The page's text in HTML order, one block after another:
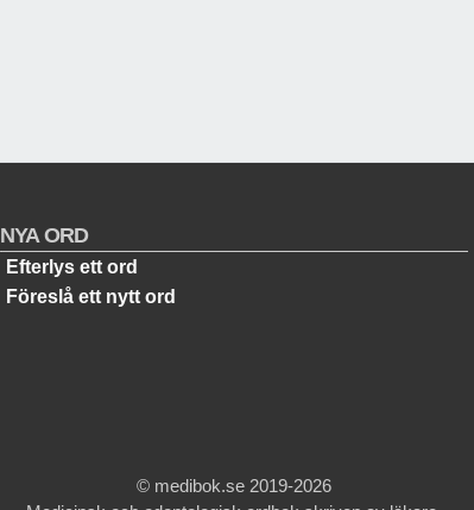
NYA ORD
Efterlys ett ord
Föreslå ett nytt ord
© medibok.se 2019-2026